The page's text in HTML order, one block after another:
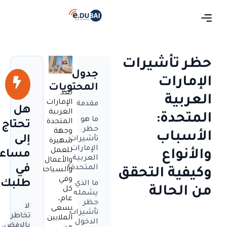
حظر تأشيرات
الإمارات
العربية
المتحدة:
الأسباب
والأنواع
وكيفية التحقق
من الحالة
جدول
المحتويات
مقدمة
ما هو
حظر
تأشيرات
الإمارات
العربية
المتحدة؟
ما الذي
يشمله
حظر
تأشيرات
الدخول
تعد
الإمارات
العربية
المتحدة
وجهة
شهيرة
للعمل
والأعمال
والسياحة.
وفي
كل
عام،
يسعى
الملايين
هل
تحتاج
إلى
في
لا
تخاطر